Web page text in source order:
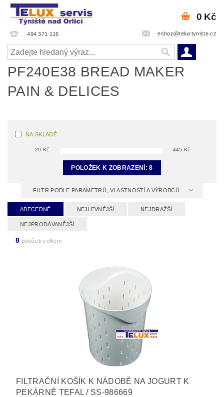
494 371 116 eshop@teluxtyniste.cz
0 Kč
PF240E38 BREAD MAKER
PAIN & DELICES
NA SKLADĚ
20 Kč 445 Kč
POLOŽEK K ZOBRAZENÍ:8
FILTR PODLE PARAMETRŮ, VLASTNOSTÍ A VÝROBCŮ
ABECEDNĚ NEJLEVNĚJŠÍ NEJDRAŽŠÍ
NEJPRODÁVANĚJŠÍ
8 položek celkem
FILTRAČNÍ KOŠÍK K NÁDOBĚ NA JOGURT K
PEKÁRNĚ TEFAL / SS-986669